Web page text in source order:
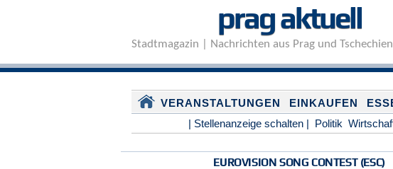
prag aktuell
Stadtmagazin | Nachrichten aus Prag und
VERANSTALTUNGEN EINKAUFEN
| Stellenanzeige schalten | Politik
EUROVISION SONG CONTEST (ESC)